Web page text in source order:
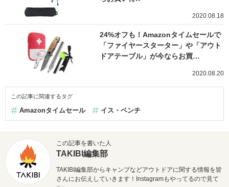
2020.08.18
24%オフも！Amazonタイムセールで
「ファイヤースターター」や「アウト
ドアテーブル」が今ならお買…
2020.08.20
この記事に関連するタグ
Amazonタイムセール イス・ベンチ
この記事を書いた人
TAKIBI編集部
TAKIBI編集部からキャンプなどアウトドアに関する情報を皆
さんにお伝えしていきます！Instagramもやってるので見て